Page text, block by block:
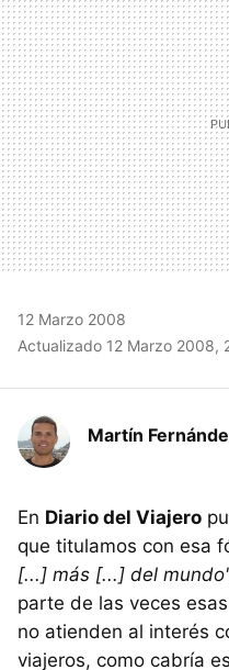
12 Marzo 2008
Actualizado 12 Marzo 2008,
Martín
En Diario del Viajero
que titulamos con esa
[...] más [...] del
parte de las veces
no atienden al interés
viajeros, como cabría